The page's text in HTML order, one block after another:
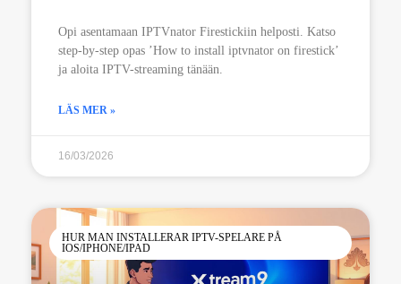
Opi asentamaan IPTVnator Firestickiin helposti. Katso
step-by-step opas ’How to install iptvnator on firestick’
ja aloita IPTV-streaming tänään.
LÄS MER »
16/03/2026
HUR MAN INSTALLERAR IPTV-SPELARE PÅ
IOS/IPHONE/IPAD